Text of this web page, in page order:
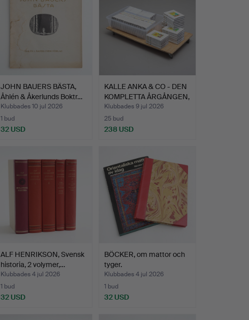
JOHN BAUERS BÄSTA,
Åhlén & Åkerlunds Boktr…
Klubbades 10 jul 2026
1 bud
32 USD
KALLE ANKA & CO - DEN
KOMPLETTA ÅRGÅNGEN,
…
Klubbades 9 jul 2026
25 bud
238 USD
ALF HENRIKSON, Svensk
historia, 2 volymer,…
Klubbades 4 jul 2026
1 bud
32 USD
BÖCKER, om mattor och
tyger.
Klubbades 4 jul 2026
1 bud
32 USD